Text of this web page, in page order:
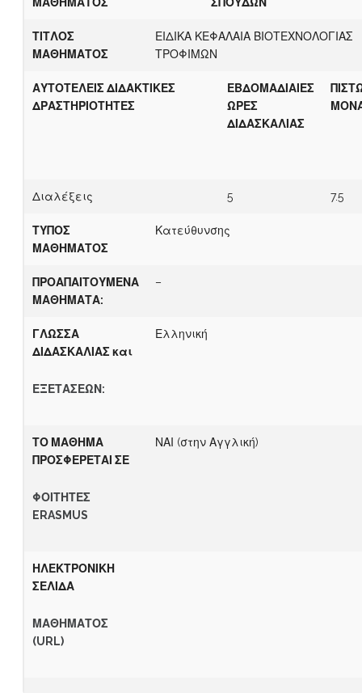
ΤΙΤΛΟΣ
ΜΑΘΗΜΑΤΟΣ
ΕΙΔΙΚΑ ΚΕΦΑΛΑΙΑ ΒΙΟΤΕΧΝΟΛΟΓΙΑΣ
ΤΡΟΦΙΜΩΝ
ΑΥΤΟΤΕΛΕΙΣ ΔΙΔΑΚΤΙΚΕΣ
ΔΡΑΣΤΗΡΙΟΤΗΤΕΣ
ΕΒΔΟΜΑΔΙΑΙΕΣ
ΩΡΕΣ
ΔΙΔΑΣΚΑΛΙΑΣ
Π
Διαλέξεις 5 7.5
ΤΥΠΟΣ
ΜΑΘΗΜΑΤΟΣ
Κατεύθυνσης
Π ΡΟΑΠΑΙΤΟΥΜΕΝΑ
ΜΑΘΗΜΑΤΑ:
–
ΓΛΩΣΣΑ
ΔΙΔΑΣΚΑΛΙΑΣ και
ΕΞΕΤΑΣΕΩΝ:
Ελληνική
ΤΟ ΜΑΘΗΜΑ
ΠΡΟΣΦΕΡΕΤΑΙ ΣΕ
ΦΟΙΤΗΤΕΣ
ERASMUS
ΝΑΙ (στην Αγγλική)
ΗΛΕΚΤΡΟΝΙΚΗ
ΣΕΛΙΔΑ
ΜΑΘΗΜΑΤΟΣ
(URL)